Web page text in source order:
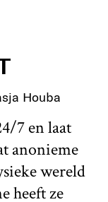
Houba
7 en laat
anonieme
wereld
heeft ze